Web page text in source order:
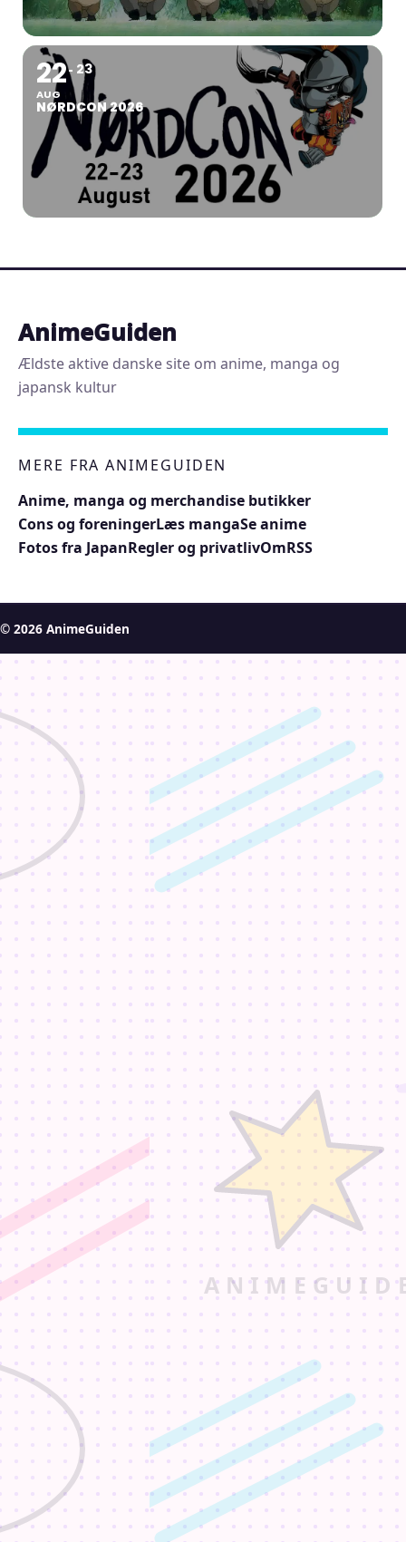
22
AUG
23
NØRDCON 2026
AnimeGuiden
Ældste aktive danske site om anime, manga og
japansk kultur
MERE FRA ANIMEGUIDEN
Anime, manga og merchandise butikker
Cons og foreningerLæs mangaSe anime
Fotos fra JapanRegler og privatlivOmRSS
© 2026 AnimeGuiden